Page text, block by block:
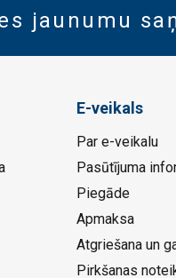
jaunumu
E-veikals
Par e-veikalu
Pasūtījuma
Piegāde
Apmaksa
Atgriešana un
Pirkšanas